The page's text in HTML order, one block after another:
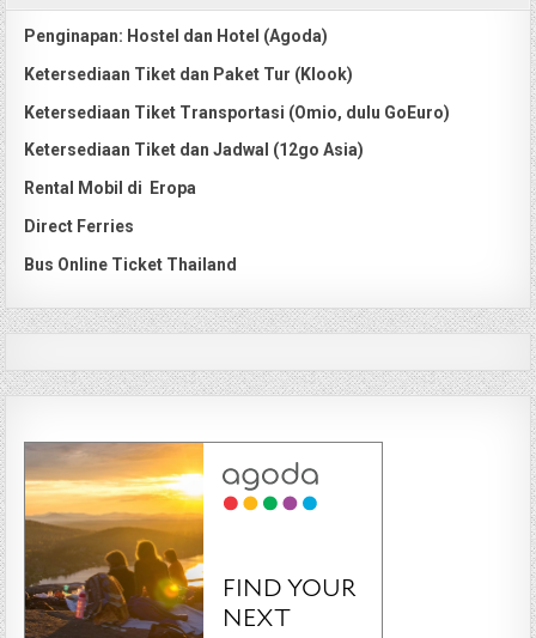
Penginapan: Hostel dan Hotel (Agoda)
Ketersediaan Tiket dan Paket Tur (Klook)
Ketersediaan Tiket Transportasi (Omio, dulu GoEuro)
Ketersediaan Tiket dan Jadwal (12go Asia)
Rental Mobil di Eropa
Direct Ferries
Bus Online Ticket Thailand